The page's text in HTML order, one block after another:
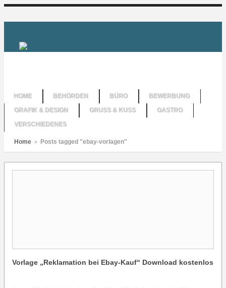
HOME BEHÖRDEN BÜRO
BEWERBUNG
GRAFIK & DESIGN
GRUSS & KUSS
GASTRO
VERSCHIEDENES
Home » Posts tagged "ebay-vorlagen"
Vorlage „Reklamation bei Ebay-Kauf“ Download kostenlos